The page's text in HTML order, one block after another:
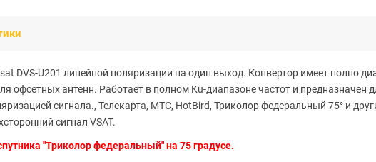
DVS-U201 линейной поляризации на один выход. Конвертор имеет полно
офсетных антенн. Работает в полном Ku-диапазоне частот и предназначен
сигнала., Телекарта, МТС, HotBird, Триколор федеральный 75° и
сигнал VSAT.
"Триколор федеральный" на 75 градусе.